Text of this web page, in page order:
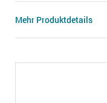
Mehr Produktdetails